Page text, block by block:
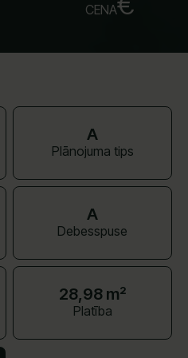
CENA
A
Plānojuma tips
A
Debesspuse
28,98 m²
Platība